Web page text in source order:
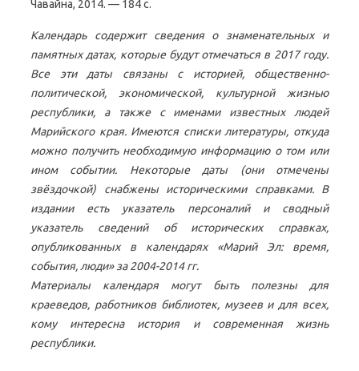
Чавайна, 2014. — 184 с.
Календарь содержит сведения о знаменательных и
памятных датах, которые будут отмечаться в 2017 году.
Все эти даты связаны с историей, общественно-
политической, экономической, культурной жизнью
республики, а также с именами известных людей
Марийского края. Имеются списки литературы, откуда
можно получить необходимую информацию о том или
ином событии. Некоторые даты (они отмечены
звёздочкой) снабжены историческими справками. В
издании есть указатель персоналий и сводный
указатель сведений об исторических справках,
опубликованных в календарях «Марий Эл: время,
события, люди» за 2004-2014 гг.
Материалы календаря могут быть полезны для
краеведов, работников библиотек, музеев и для всех,
кому интересна история и современная жизнь
республики.